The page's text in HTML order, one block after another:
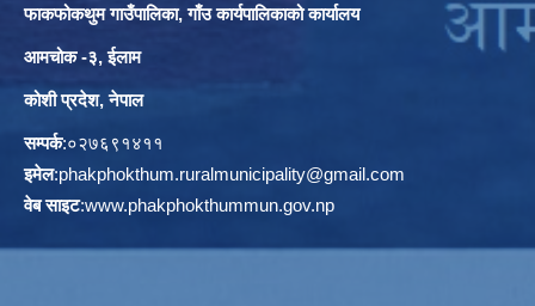
फाकफोकथुम गाउँपालिका, गाँउ कार्यपालिकाको कार्यालय
आमचोक -३, ईलाम
कोशी प्रदेश, नेपाल
सम्पर्क:०२७६९१४११
इमेल:phakphokthum.ruralmunicipality@gmail.com
वेब साइट:www.phakphokthummun.gov.np